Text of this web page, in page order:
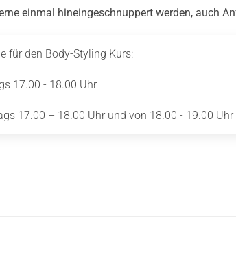
einmal hineingeschnuppert werden, auch
für den Body-Styling Kurs:
17.00 - 18.00 Uhr
17.00 – 18.00 Uhr und von 18.00 - 19.00 Uhr